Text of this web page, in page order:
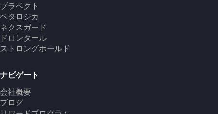
ブラベクト
ベタロジカ
ネクスガード
ドロンタール
ストロングホールド
ナビゲート
会社概要
ブログ